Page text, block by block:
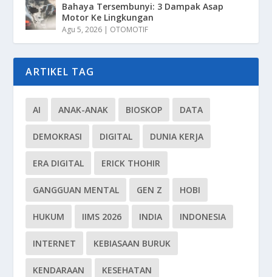
Bahaya Tersembunyi: 3 Dampak Asap
Motor Ke Lingkungan
Agu 5, 2026 | OTOMOTIF
ARTIKEL TAG
AI ANAK-ANAK BIOSKOP DATA
DEMOKRASI DIGITAL DUNIA KERJA
ERA DIGITAL ERICK THOHIR
GANGGUAN MENTAL GEN Z HOBI
HUKUM IIMS 2026 INDIA INDONESIA
INTERNET KEBIASAAN BURUK
KENDARAAN KESEHATAN